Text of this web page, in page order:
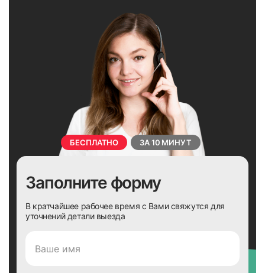
БЕСПЛАТНО ЗА 10 МИНУТ
Заполните форму
В кратчайшее рабочее время с Вами свяжутся для
уточнений детали выезда